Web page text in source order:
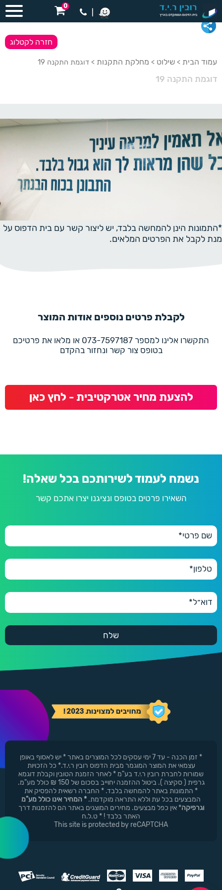
0
עמוד הבית > שילוט > מחלקת התקנות > דוגמת התקנה 19
דוגמת התקנה 19
חזרה לקטלוג
*התמונות הינן להמחשה בלבד, יש ליצור קשר עם בית הדפוס על
מנת לקבל את הפרטים המלאים.
לקבלת פרטים נוספים אודות המוצר
התקשרו אלינו למספר 073-7597187 או מלאו את פרטיכם
בטופס צור קשר ונחזור בהקדם
להצעת מחיר אטרקטיבית - לחץ כאן
נשמח לעמוד לשירותכם בכל שאלה!
השאירו פרטים בטופס ונציגנו יצרו אתכם קשר
* זמן הכנה - עד 7 ימי עסקים לכל המוצרים באתר * יש לאסוף באופן
עצמאי את המוצר המוגמר מבית הדפוס רובין ר.י.ד.* כל הזכויות
שמורות לחברת רובין ר.י.ד בע"מ * לאחר הזמנת הטובין וקבלת דוגמא
גרפית ( סקיצה ). ביטול ההזמנה יחוייב בסכום של 150 ₪ כולל מע"מ.
* התמונות באתר להמחשה בלבד. * החברה רשאית להפסיק את
המבצעים בכל עת וללא התראה מוקדמת. * המחיר אינו כולל מע"מ
וגרפיקה* אין כפל מבצעים. מחירים המוצגים באתר הם להזמנות דרך
האתר בלבד ! * ט.ל.ח
This site is protected by reCAPTCHA